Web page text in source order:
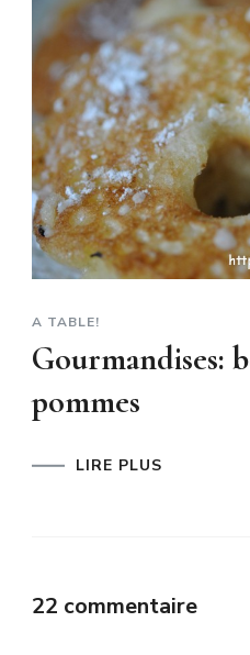
A TABLE!
Gourmandises:
pommes
LIRE PLUS
22 commentaire